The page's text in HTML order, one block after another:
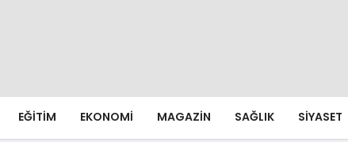
EĞITIM EKONOMI MAGAZIN SAĞLIK SIYASET